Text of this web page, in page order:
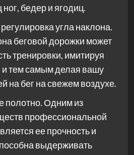
бедер и ягодиц.
угла наклона.
беговой дорожки может
тренировки, имитируя
тем самым делая вашу
на бег на свежем воздухе.
полотно. Одним из
профессиональной
ее прочность и
выдерживать